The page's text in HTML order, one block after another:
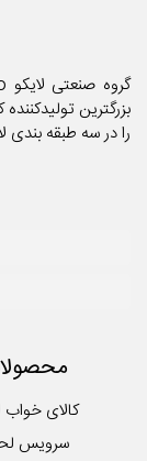
بزرگترین
را در سه طبقه بندی
کالای خواب
سرویس